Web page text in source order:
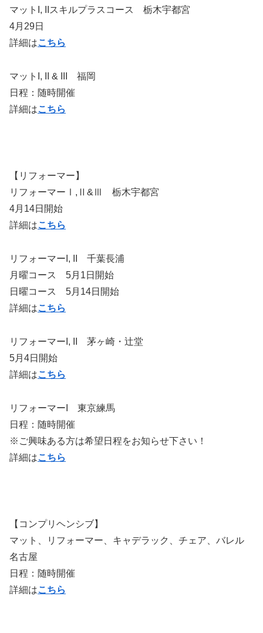
マットI, IIスキルプラスコース 栃木宇都宮
4月29日
詳細はこちら
マットI, II & III 福岡
日程：随時開催
詳細はこちら
【リフォーマー】
リフォーマーⅠ,Ⅱ&Ⅲ 栃木宇都宮
4月14日開始
詳細はこちら
リフォーマーI, II 千葉長浦
月曜コース 5月1日開始
日曜コース 5月14日開始
詳細はこちら
リフォーマーI, II 茅ヶ崎・辻堂
5月4日開始
詳細はこちら
リフォーマーI 東京練馬
日程：随時開催
※ご興味ある方は希望日程をお知らせ下さい！
詳細はこちら
【コンプリヘンシブ】
マット、リフォーマー、キャデラック、チェア、バレル
名古屋
日程：随時開催
詳細はこちら